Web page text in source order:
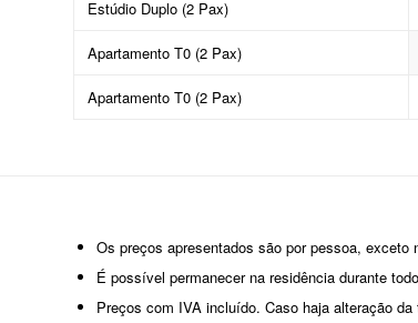
Estúdio Duplo (2 Pax)
Apartamento T0 (2 Pax)
Apartamento T0 (2 Pax)
Os preços apresentados são por pessoa,
É possível permanecer na residência durante
Preços com IVA incluído. Caso haja alteração